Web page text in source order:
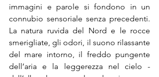
immagini e parole si fondono in un
connubio sensoriale senza precedenti.
La natura ruvida del Nord e le rocce
smerigliate, gli odori, il suono rilassante
del mare intorno, il freddo pungente
dell’aria e la leggerezza nel cielo -